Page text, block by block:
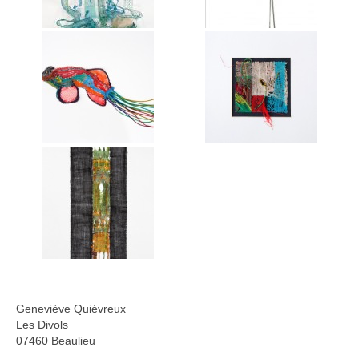
Annie Hostein Mortier
Danièle Raya-Moreno
Anne-Lise Roussy
Thanh Violet
Arts plastiques
Isabelle Tahon
Lise Van Baaren
Verre
Georges et Monique Stahl
Geneviève Quiévreux
Les Divols
07460 Beaulieu